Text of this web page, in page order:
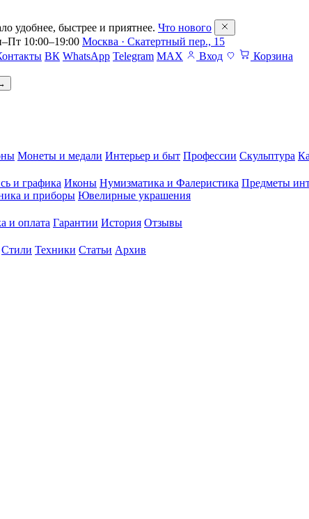
удобнее, быстрее и приятнее. Что нового
10:00–19:00 Москва · Скатертный пер., 15
ВК WhatsApp Telegram MAX Вход Корзина
Монеты и медали Интерьер и быт Профессии Скульптура
и графика Иконы Нумизматика и Фалеристика Предметы
и приборы Ювелирные украшения
и оплата Гарантии История Отзывы
Стили Техники Статьи Архив